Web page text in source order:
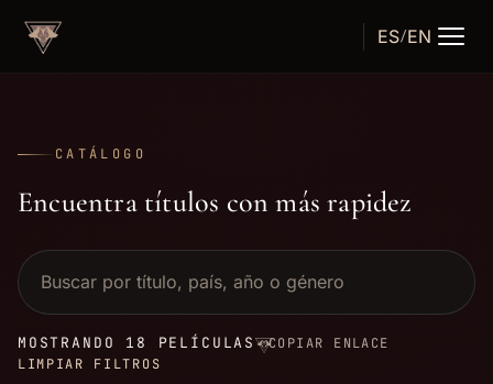
TÁRTARO
ES/EN
CATÁLOGO
Encuentra títulos con más rapidez
Buscar
película
MOSTRANDO 18 PELÍCULAS
COPIAR ENLACE
LIMPIAR FILTROS